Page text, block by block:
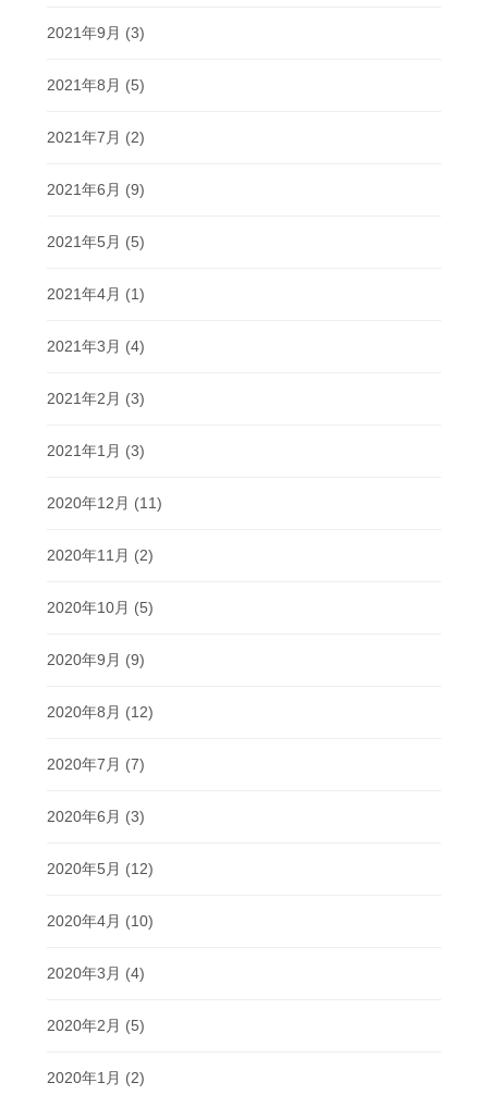
2021年9月 (3)
2021年8月 (5)
2021年7月 (2)
2021年6月 (9)
2021年5月 (5)
2021年4月 (1)
2021年3月 (4)
2021年2月 (3)
2021年1月 (3)
2020年12月 (11)
2020年11月 (2)
2020年10月 (5)
2020年9月 (9)
2020年8月 (12)
2020年7月 (7)
2020年6月 (3)
2020年5月 (12)
2020年4月 (10)
2020年3月 (4)
2020年2月 (5)
2020年1月 (2)